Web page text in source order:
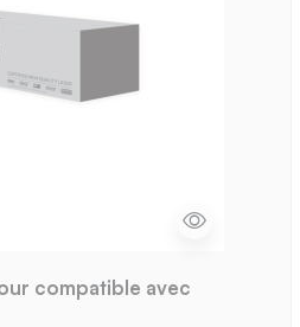
compatible avec